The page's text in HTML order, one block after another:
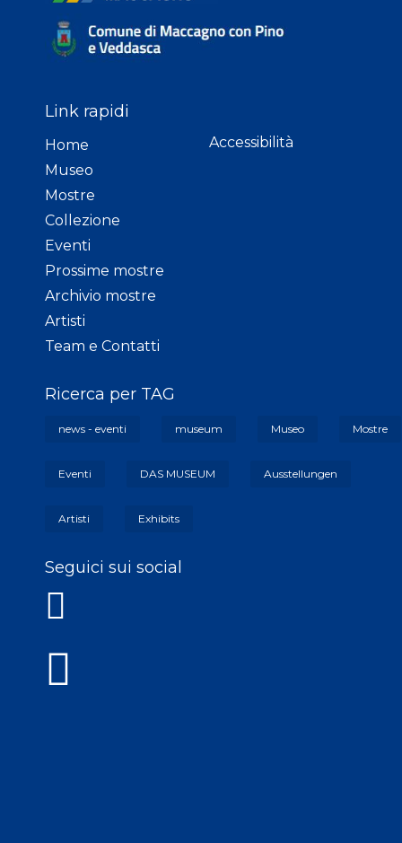
Link rapidi
Home
Museo
Mostre
Collezione
Eventi
Prossime mostre
Archivio mostre
Artisti
Team e Contatti
Accessibilità
Ricerca per TAG
news - eventi museum Museo Mostre
Eventi DAS MUSEUM Ausstellungen
Artisti Exhibits
Seguici sui social